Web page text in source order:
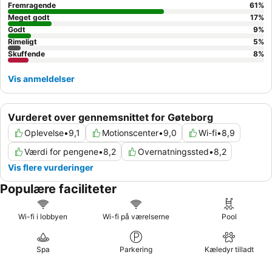
Vurderet over gennemsnittet for Gøteborg
Oplevelse•9,1 Motionscenter•9,0 Wi-fi•8,9
Værdi for pengene•8,2 Overnatningssted•8,2
Vis flere vurderinger
Fremragende 61%
Meget godt
17%
Godt
9%
Rimeligt
5%
Skuffende
8%
Vis anmeldelser
Populære faciliteter
Wi-fi i lobbyen Wi-fi på værelserne Pool
Spa Parkering Kæledyr tilladt